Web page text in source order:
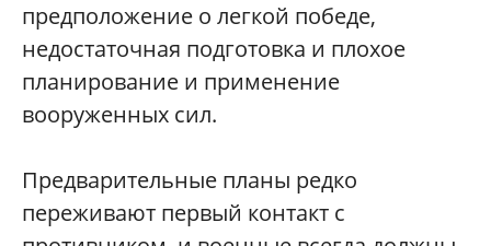
предположение о легкой победе,
недостаточная подготовка и плохое
планирование и применение
вооруженных сил.
Предварительные планы редко
переживают первый контакт с